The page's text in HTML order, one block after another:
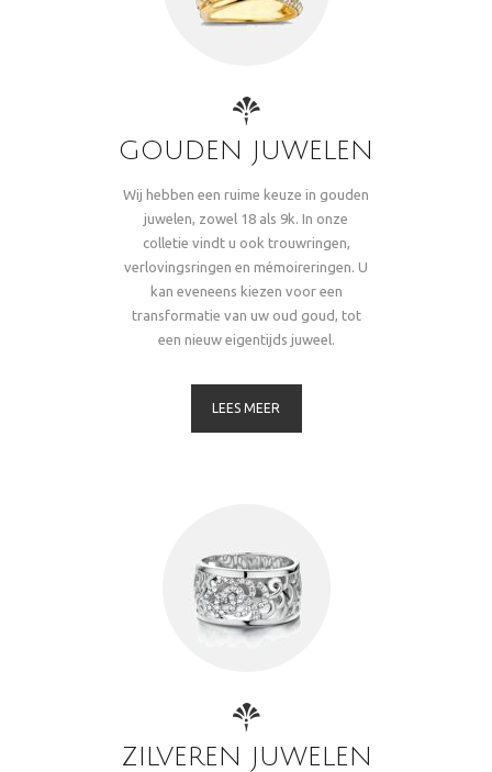
GOUDEN JUWELEN
Wij hebben een ruime keuze in gouden
juwelen, zowel 18 als 9k. In onze
colletie vindt u ook trouwringen,
verlovingsringen en mémoireringen. U
kan eveneens kiezen voor een
transformatie van uw oud goud, tot
een nieuw eigentijds juweel.
LEES MEER
ZILVEREN JUWELEN